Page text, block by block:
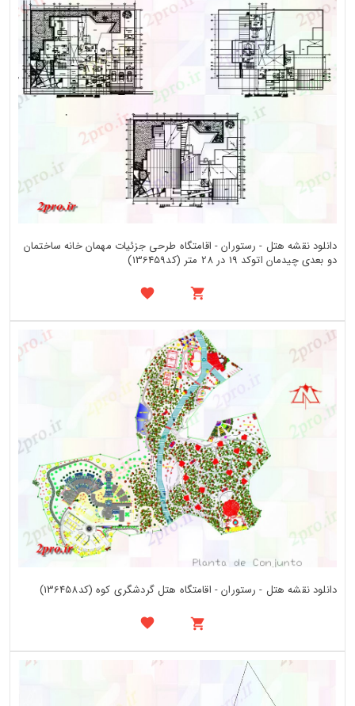
دانلود نقشه هتل - رستوران - اقامتگاه طرحی جزئیات مهمان خانه ساختمان
دو بعدی چیدمان اتوکد 19 در 28 متر (کد136459)
دانلود نقشه هتل - رستوران - اقامتگاه هتل گردشگری کوه (کد136458)